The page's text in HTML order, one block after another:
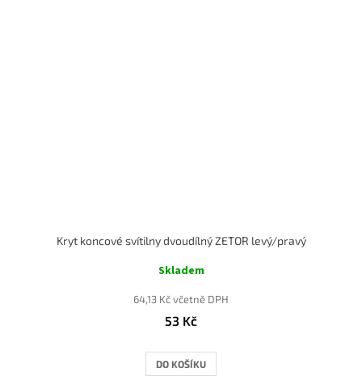
Kryt koncové svítilny dvoudílný ZETOR levý/pravý
Skladem
64,13 Kč včetně DPH
53 Kč
DO KOŠÍKU